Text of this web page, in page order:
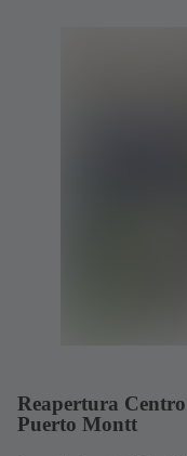
Reapertura
Puerto Montt